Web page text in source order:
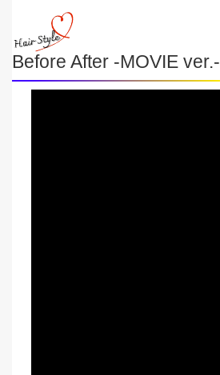
Before After -MOVIE ver.-